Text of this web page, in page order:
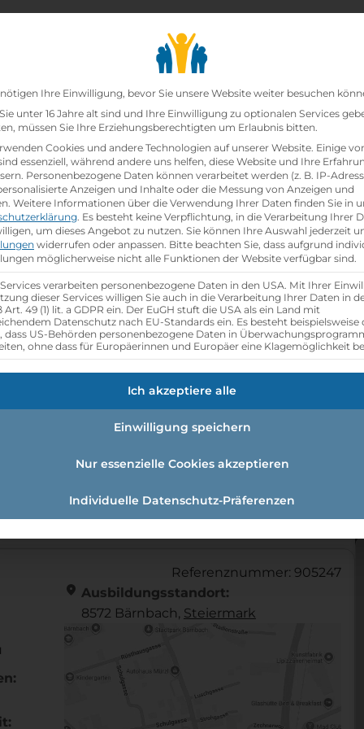
Lehrbetriebesearch
Schwerpunkt
Schwerpunkt
Referenznummer: 905247
location_on Ausbildungsstandort:
8572 Bärnbach, Steier­mark
Datenschutz-
Ihre Einwilligung, bevor Sie unsere Website weiter besuchen
unter 16 Jahre alt sind und Ihre Einwilligung zu optionalen Services
müssen Sie Ihre Erziehungsberechtigten um Erlaubnis bitten.
Cookies und andere Technologien auf unserer Website. Einige
essenziell, während andere uns helfen, diese Website und Ihre
Personenbezogene Daten können verarbeitet werden (z. B. IP-
Anzeigen und Inhalte oder die Messung von Anzeigen und
Weitere Informationen über die Verwendung Ihrer Daten finden Sie in
. Es besteht keine Verpflichtung, in die Verarbeitung Ihrer
um dieses Angebot zu nutzen. Sie können Ihre Auswahl jederzeit
widerrufen oder anpassen. Bitte beachten Sie, dass aufgrund
möglicherweise nicht alle Funktionen der Website verfügbar sind.
verarbeiten personenbezogene Daten in den USA. Mit Ihrer
dieser Services willigen Sie auch in die Verarbeitung Ihrer Daten in
Art. 49 (1) lit. a GDPR ein. Der EuGH stuft die USA als ein Land mit
Datenschutz nach EU-Standards ein. Es besteht beispielsweise
dass US-Behörden personenbezogene Daten in
ohne dass für Europäerinnen und Europäer eine Klagemöglichkeit
Ich akzeptiere alle
Einwilligung speichern
Nur essenzielle Cookies akzeptieren
Individuelle Datenschutz-Präferenzen